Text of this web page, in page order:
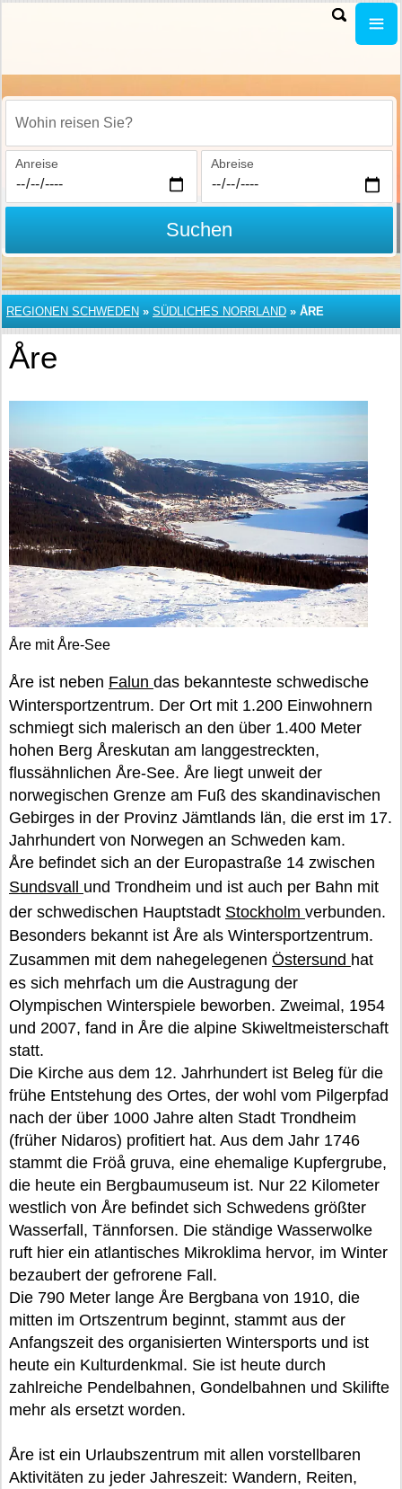
Wohin reisen Sie?
Anreise Abreise
Suchen
REGIONEN SCHWEDEN » SÜDLICHES NORRLAND » ÅRE
Åre
Åre mit Åre-See
Åre ist neben Falun das bekannteste schwedische
Wintersportzentrum. Der Ort mit 1.200 Einwohnern
schmiegt sich malerisch an den über 1.400 Meter
hohen Berg Åreskutan am langgestreckten,
flussähnlichen Åre-See. Åre liegt unweit der
norwegischen Grenze am Fuß des skandinavischen
Gebirges in der Provinz Jämtlands län, die erst im 17.
Jahrhundert von Norwegen an Schweden kam.
Åre befindet sich an der Europastraße 14 zwischen
Sundsvall und Trondheim und ist auch per Bahn mit
der schwedischen Hauptstadt Stockholm verbunden.
Besonders bekannt ist Åre als Wintersportzentrum.
Zusammen mit dem nahegelegenen Östersund hat
es sich mehrfach um die Austragung der
Olympischen Winterspiele beworben. Zweimal, 1954
und 2007, fand in Åre die alpine Skiweltmeisterschaft
statt.
Die Kirche aus dem 12. Jahrhundert ist Beleg für die
frühe Entstehung des Ortes, der wohl vom Pilgerpfad
nach der über 1000 Jahre alten Stadt Trondheim
(früher Nidaros) profitiert hat. Aus dem Jahr 1746
stammt die Fröå gruva, eine ehemalige Kupfergrube,
die heute ein Bergbaumuseum ist. Nur 22 Kilometer
westlich von Åre befindet sich Schwedens größter
Wasserfall, Tännforsen. Die ständige Wasserwolke
ruft hier ein atlantisches Mikroklima hervor, im Winter
bezaubert der gefrorene Fall.
Die 790 Meter lange Åre Bergbana von 1910, die
mitten im Ortszentrum beginnt, stammt aus der
Anfangszeit des organisierten Wintersports und ist
heute ein Kulturdenkmal. Sie ist heute durch
zahlreiche Pendelbahnen, Gondelbahnen und Skilifte
mehr als ersetzt worden.
Åre ist ein Urlaubszentrum mit allen vorstellbaren
Aktivitäten zu jeder Jahreszeit: Wandern, Reiten,